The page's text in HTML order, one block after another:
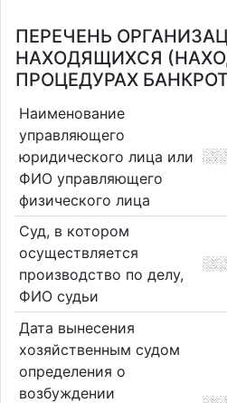
ПЕРЕЧЕНЬ
НАХОДЯЩИХСЯ
ПРОЦЕДУРАХ
Наименование
управляющего
юридического лица или
ФИО управляющего
физического лица
Суд, в котором
осуществляется
производство по делу,
ФИО судьи
Дата вынесения
хозяйственным судом
определения о
возбуждении